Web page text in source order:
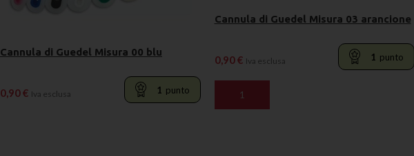
Cannula di Guedel Misura 00 blu
0,90€ Iva esclusa 1 punto
Cannula di Guedel Misura 03 arancione
0,90€ Iva esclusa 1 punto
AGGIUNGI AL CARRELLO